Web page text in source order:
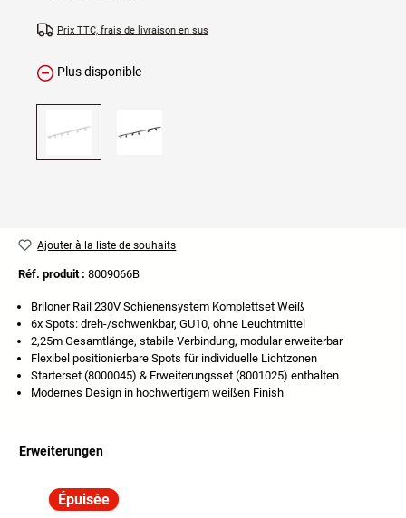
Prix TTC, frais de livraison en sus
Plus disponible
Ajouter à la liste de souhaits
Réf. produit : 8009066B
Briloner Rail 230V Schienensystem Komplettset Weiß
6x Spots: dreh-/schwenkbar, GU10, ohne Leuchtmittel
2,25m Gesamtlänge, stabile Verbindung, modular erweiterbar
Flexibel positionierbare Spots für individuelle Lichtzonen
Starterset (8000045) & Erweiterungsset (8001025) enthalten
Modernes Design in hochwertigem weißen Finish
Erweiterungen
Épuisée